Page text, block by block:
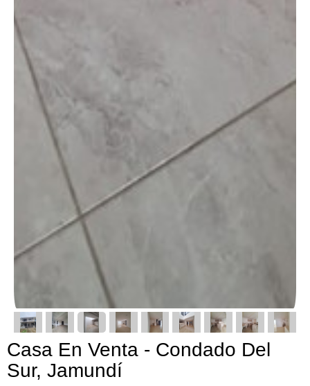
Casa En Venta - Condado Del
Sur, Jamundí